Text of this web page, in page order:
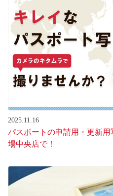
2025.11.16
パスポートの申請用・更新
場中央店で！